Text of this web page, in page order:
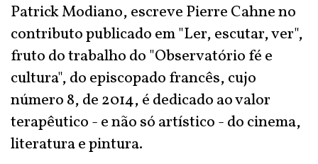
Patrick Modiano, escreve Pierre Cahne no
contributo publicado em "Ler, escutar, ver",
fruto do trabalho do "Observatório fé e
cultura", do episcopado francês, cujo
número 8, de 2014, é dedicado ao valor
terapêutico - e não só artístico - do cinema,
literatura e pintura.